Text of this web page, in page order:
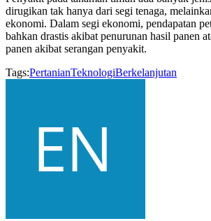
dirugikan tak hanya dari segi tenaga,
ekonomi. Dalam segi ekonomi, pendapatan
bahkan drastis akibat penurunan hasil panen
panen akibat serangan penyakit.
Tags:PertanianTeknologiBerkelanjutan